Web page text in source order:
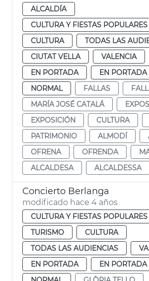
ALCALDÍA
CULTURA Y FIESTAS POPULARES
CULTURA
TODAS LAS
CIUTAT VELLA
VALENCIA
EN PORTADA
EN PORTADA
NORMAL
FALLAS
MARÍA JOSÉ CATALÁ
EXPOSICIÓN
CULTURA
PATRIMONIO
ALMODÍ
OFRENA
OFRENDA
ALCALDESA
ALCALDESSA
Concierto Berlanga
modificado hace 4 años
CULTURA Y FIESTAS POPULARES
TURISMO
CULTURA
TODAS LAS AUDIENCIAS
EN PORTADA
EN PORTADA